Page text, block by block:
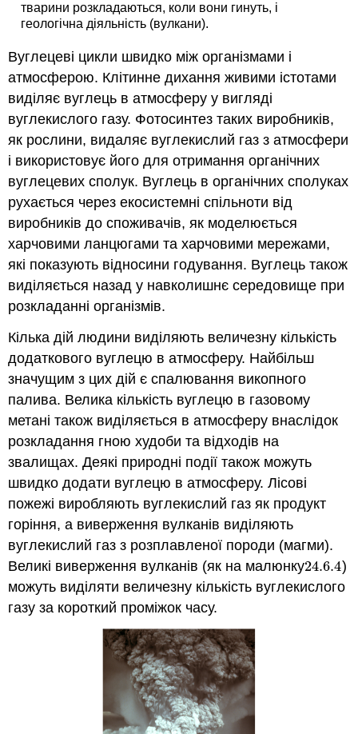
тварини розкладаються, коли вони гинуть, і
геологічна діяльність (вулкани).
Вуглецеві цикли швидко між організмами і
атмосферою. Клітинне дихання живими істотами
виділяє вуглець в атмосферу у вигляді
вуглекислого газу. Фотосинтез таких виробників,
як рослини, видаляє вуглекислий газ з атмосфери
і використовує його для отримання органічних
вуглецевих сполук. Вуглець в органічних сполуках
рухається через екосистемні спільноти від
виробників до споживачів, як моделюється
харчовими ланцюгами та харчовими мережами,
які показують відносини годування. Вуглець також
виділяється назад у навколишнє середовище при
розкладанні організмів.
Кілька дій людини виділяють величезну кількість
додаткового вуглецю в атмосферу. Найбільш
значущим з цих дій є спалювання викопного
палива. Велика кількість вуглецю в газовому
метані також виділяється в атмосферу внаслідок
розкладання гною худоби та відходів на
звалищах. Деякі природні події також можуть
швидко додати вуглецю в атмосферу. Лісові
пожежі виробляють вуглекислий газ як продукт
горіння, а виверження вулканів виділяють
вуглекислий газ з розплавленої породи (магми).
Великі виверження вулканів (як на малюнку24.6.4
24.6.4)
можуть виділяти величезну кількість вуглекислого
газу за короткий проміжок часу.